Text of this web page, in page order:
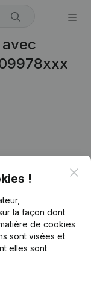
!
la façon dont
de cookies
sont visées et
elles sont
d’entreprise
internationale